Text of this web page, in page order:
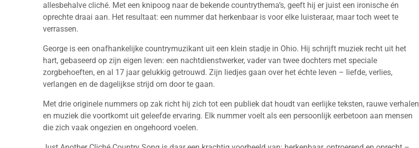
allesbehalve cliché. Met een knipoog naar de bekende countrythema’s, geeft hij er juist een ironische én
oprechte draai aan. Het resultaat: een nummer dat herkenbaar is voor elke luisteraar, maar toch weet te
verrassen.
George is een onafhankelijke countrymuzikant uit een klein stadje in Ohio. Hij schrijft muziek recht uit het
hart, gebaseerd op zijn eigen leven: een nachtdienstwerker, vader van twee dochters met speciale
zorgbehoeften, en al 17 jaar gelukkig getrouwd. Zijn liedjes gaan over het échte leven – liefde, verlies,
verlangen en de dagelijkse strijd om door te gaan.
Met drie originele nummers op zak richt hij zich tot een publiek dat houdt van eerlijke teksten, rauwe verhalen
en muziek die voortkomt uit geleefde ervaring. Elk nummer voelt als een persoonlijk eerbetoon aan mensen
die zich vaak ongezien en ongehoord voelen.